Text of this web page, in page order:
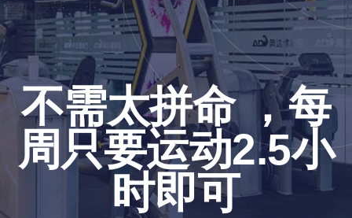
不需太拼命 ，每
周只要运动2.5小
时即可